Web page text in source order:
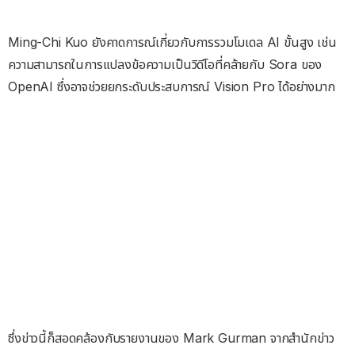
Ming-Chi Kuo ยังคาดการณ์เกี่ยวกับการรวมโมเดล AI ขั้นสูง เช่น
ความสามารถในการแปลงข้อความเป็นวิดีโอที่คล้ายกับ Sora ของ
OpenAI ซึ่งอาจช่วยยกระดับประสบการณ์ Vision Pro ได้อย่างมาก
ซึ่งข่าวนี้ก็สอดคล้องกับรายงานของ Mark Gurman จากสำนักข่าว